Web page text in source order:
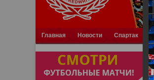
Главная Новости Спартак